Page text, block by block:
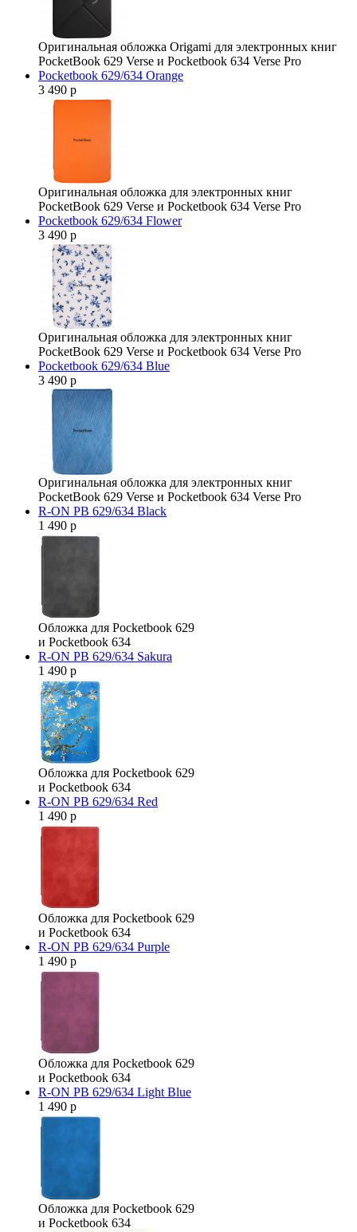
Оригинальная обложка Origami для электронных книг
PocketBook 629 Verse и Pocketbook 634 Verse Pro
Pocketbook 629/634 Orange
3 490 р
Оригинальная обложка для электронных книг
PocketBook 629 Verse и Pocketbook 634 Verse Pro
Pocketbook 629/634 Flower
3 490 р
Оригинальная обложка для электронных книг
PocketBook 629 Verse и Pocketbook 634 Verse Pro
Pocketbook 629/634 Blue
3 490 р
Оригинальная обложка для электронных книг
PocketBook 629 Verse и Pocketbook 634 Verse Pro
R-ON PB 629/634 Black
1 490 р
Обложка для Pocketbook 629
и Pocketbook 634
R-ON PB 629/634 Sakura
1 490 р
Обложка для Pocketbook 629
и Pocketbook 634
R-ON PB 629/634 Red
1 490 р
Обложка для Pocketbook 629
и Pocketbook 634
R-ON PB 629/634 Purple
1 490 р
Обложка для Pocketbook 629
и Pocketbook 634
R-ON PB 629/634 Light Blue
1 490 р
Обложка для Pocketbook 629
и Pocketbook 634